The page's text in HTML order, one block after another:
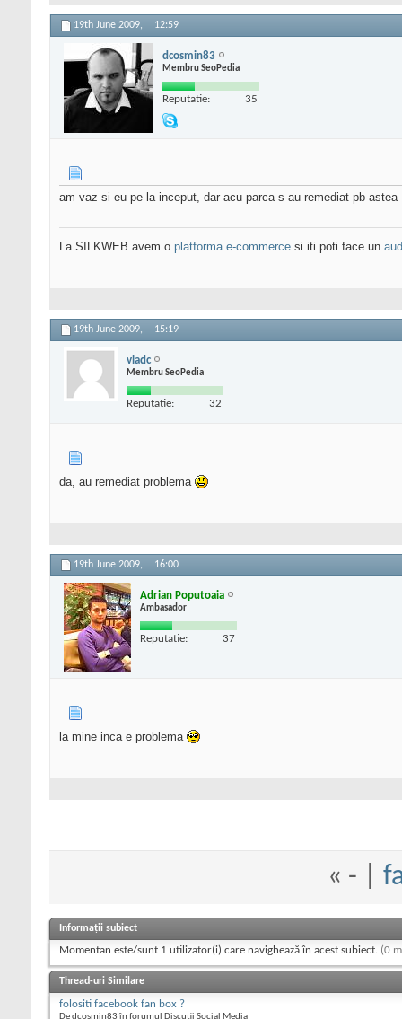
19th June 2009, 12:59
dcosmin83
Membru SeoPedia
Reputatie: 35
am vaz si eu pe la inceput, dar acu parca s-au remediat pb astea
La SILKWEB avem o platforma e-commerce si iti poti face un
19th June 2009, 15:19
vladc
Membru SeoPedia
Reputatie: 32
da, au remediat problema
19th June 2009, 16:00
Adrian Poputoaia
Ambasador
Reputatie: 37
la mine inca e problema
« - |
Informații subiect
Momentan este/sunt 1 utilizator(i) care navighează în acest subiect. (0
Thread-uri Similare
folositi facebook fan box ?